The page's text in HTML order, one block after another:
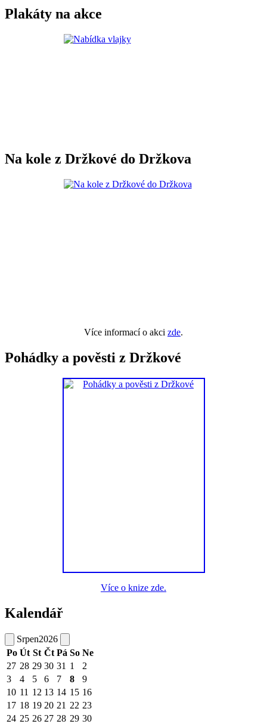
Plakáty na akce
Na kole z Držkové do Držkova
Více informací o akci zde.
Pohádky a pověsti z Držkové
Více o knize zde.
Kalendář
Srpen2026
Po Út St Čt Pá So Ne
27 28 29 30 31 1
2
3
4 5 6 7 8
9
10 11 12 13 14 15 16
17 18 19 20 21 22 23
24 25 26 27 28 29 30